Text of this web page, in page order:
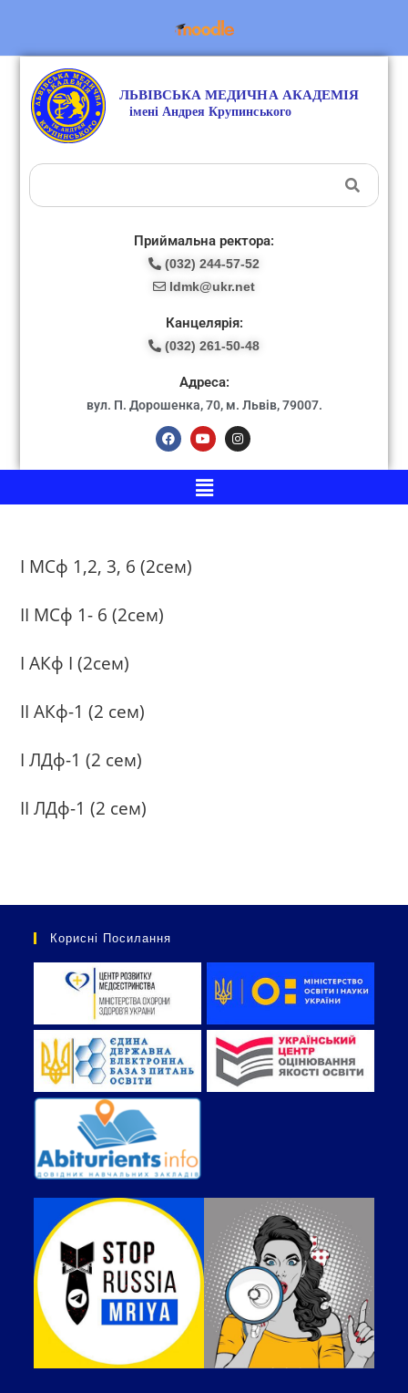
Приймальна ректора:
(032) 244-57-52
ldmk@ukr.net
Канцелярія:
(032) 261-50-48
Адреса:
вул. П. Дорошенка, 70, м. Львів, 79007.
І МСф 1,2, 3, 6 (2сем)
ІІ МСф 1- 6 (2сем)
І АКф І (2сем)
ІІ АКф-1 (2 сем)
І ЛДф-1 (2 сем)
ІІ ЛДф-1 (2 сем)
Корисні Посилання